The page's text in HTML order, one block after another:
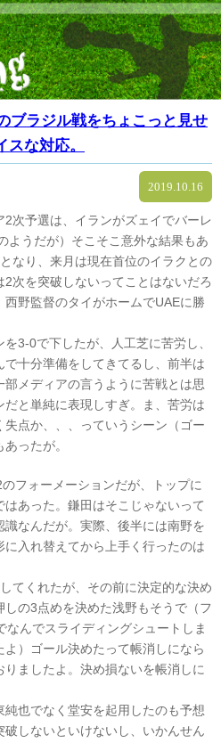
ブラジル戦をちょこっと見せ
な対応。
2019.10.16
次予選は、イランがズェイでバーレ
ようだが）そこそこ意外な結果もあ
なり、来月は現在首位のイラクとの
次を突破しないってことはないだろ
野監督のタイがホームでUAEに勝
3-0で下したが、人工芝に苦労し、
十分準備をしてきてるし、前半は
メディアの言うように苦戦とは思
と単純に表現しすぎ。ま、苦労は
失点か、、、っていうシーン（ゴー
ったが。
フォーメーションだが、トップに
あった。鎌田はそこじゃないって
なんだが。実際、後半には南野を
入れ替えてから上手く行ったのは
てくれたが、その前に決定的な決め
の3点めを決めた浅野もそうで（フ
なんでスライディングシュートしま
）ゴール決めたって帳消しになら
ましたよ。決め損ないを帳消しに
也でなく堂安を起用したのも予想
しないといけないし、いかんせん